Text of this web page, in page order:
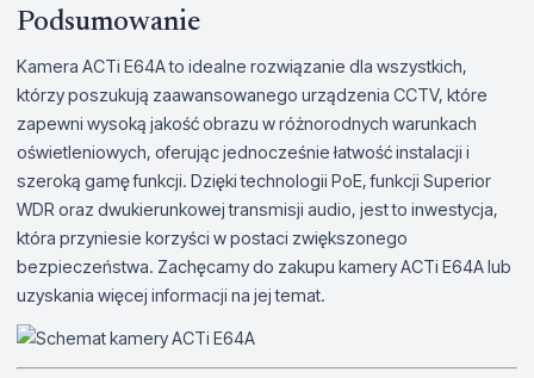
Podsumowanie
Kamera ACTi E64A to idealne rozwiązanie dla wszystkich,
którzy poszukują zaawansowanego urządzenia CCTV, które
zapewni wysoką jakość obrazu w różnorodnych warunkach
oświetleniowych, oferując jednocześnie łatwość instalacji i
szeroką gamę funkcji. Dzięki technologii PoE, funkcji Superior
WDR oraz dwukierunkowej transmisji audio, jest to inwestycja,
która przyniesie korzyści w postaci zwiększonego
bezpieczeństwa. Zachęcamy do zakupu kamery ACTi E64A lub
uzyskania więcej informacji na jej temat.